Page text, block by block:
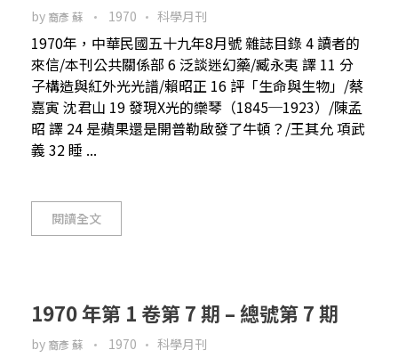
by 裔彥 蘇 1970 科學月刊
1970年，中華民國五十九年8月號 雜誌目錄 4 讀者的
來信/本刊公共關係部 6 泛談迷幻藥/臧永夷 譯 11 分
子構造與紅外光光譜/賴昭正 16 評「生命與生物」/蔡
嘉寅 沈君山 19 發現X光的欒琴（1845─1923）/陳孟
昭 譯 24 是蘋果還是開普勒啟發了牛頓？/王其允 項武
義 32 睡 ...
閱讀全文
1970 年第 1 卷第 7 期 – 總號第 7 期
by 裔彥 蘇 1970 科學月刊